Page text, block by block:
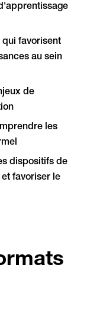
qui favorisent
au sein
de
les
dispositifs de
favoriser le